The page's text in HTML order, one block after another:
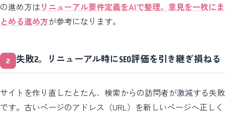
の進め方は リニューアル要件定義をAIで整理。意見を一枚にま
とめる進め方が参考になります。
失敗2。リニューアル時にSEO評価を引き継ぎ損ねる
サイトを作り直したとたん、検索からの訪問者が激減する失敗
です。古いページのアドレス（URL）を新しいページへ正しく